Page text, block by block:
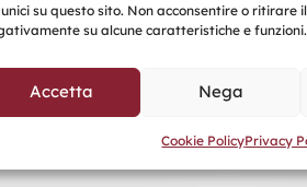
su questo sito. Non acconsentire o ritirare
su alcune caratteristiche e funzioni.
Accetta Nega
Cookie PolicyPrivacy
Prodotti